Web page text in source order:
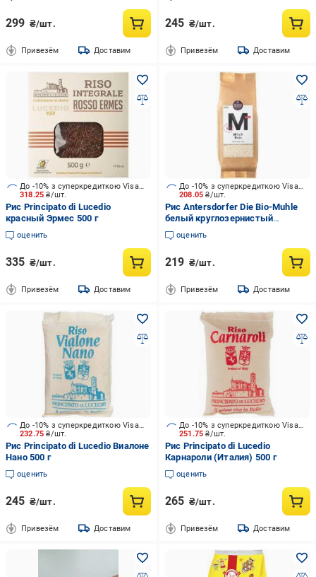
299 ₴/шт.
Привезём Доставим
245 ₴/шт.
Привезём Доставим
318.25₴/шт.
До -10% з суперкредиткою Visa Вигода
Рис Principato di Lucedio
красный Эрмес 500 г
оценить
335 ₴/шт.
Привезём Доставим
208.05₴/шт.
До -10% з суперкредиткою Visa Вигода
Рис Antersdorfer Die Bio-Muhle
белый круглозернистый
органический 500 г
оценить
219 ₴/шт.
Привезём Доставим
232.75₴/шт.
До -10% з суперкредиткою Visa Вигода
Рис Principato di Lucedio Виалоне
Нано 500 г
оценить
245 ₴/шт.
Привезём Доставим
251.75₴/шт.
До -10% з суперкредиткою Visa Вигода
Рис Principato di Lucedio
Карнароли (Италия) 500 г
оценить
265 ₴/шт.
Привезём Доставим